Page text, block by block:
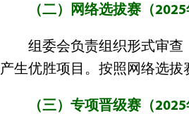
（二）网络选拔赛（
组委会负责组织形式审
产生优胜项目。按照网络选拔
（三）专项晋级赛（